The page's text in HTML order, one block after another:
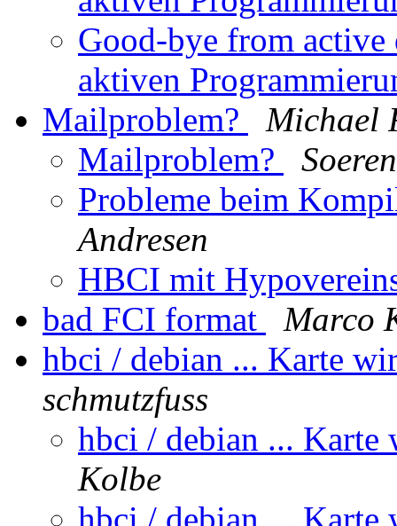
Good-bye from active
aktiven
Mailproblem?
Michael
Mailproblem?
Probleme beim
Andresen
HBCI mit
bad FCI format
Marco
hbci / debian ... Karte
schmutzfuss
hbci / debian ...
Kolbe